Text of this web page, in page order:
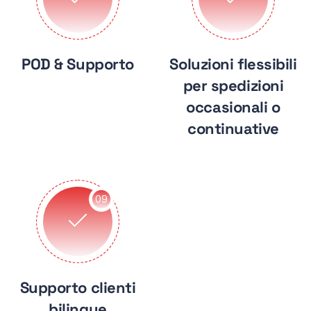
POD & Supporto
Soluzioni flessibili
per spedizioni
occasionali o
continuative
09
Supporto clienti